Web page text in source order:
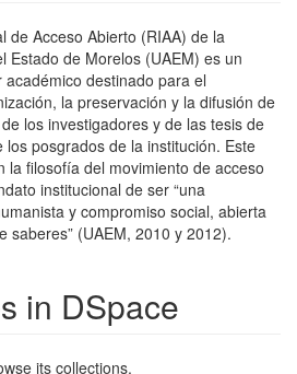
de Acceso Abierto (RIAA) de la
Estado de Morelos (UAEM) es un
destinado para el
la preservación y la difusión de
los investigadores y de las tesis de
posgrados de la institución. Este
la filosofía del movimiento de acceso
institucional de ser “una
y compromiso social, abierta
saberes” (UAEM, 2010 y 2012).
in DSpace
its collections.